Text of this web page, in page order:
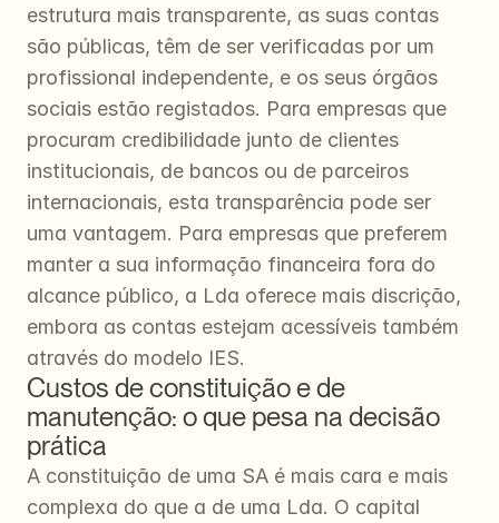
estrutura mais transparente, as suas contas
são públicas, têm de ser verificadas por um
profissional independente, e os seus órgãos
sociais estão registados. Para empresas que
procuram credibilidade junto de clientes
institucionais, de bancos ou de parceiros
internacionais, esta transparência pode ser
uma vantagem. Para empresas que preferem
manter a sua informação financeira fora do
alcance público, a Lda oferece mais discrição,
embora as contas estejam acessíveis também
através do modelo IES.
Custos de constituição e de
manutenção: o que pesa na decisão
prática
A constituição de uma SA é mais cara e mais
complexa do que a de uma Lda. O capital